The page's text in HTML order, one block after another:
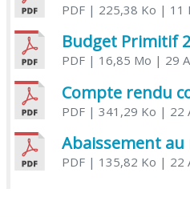
PDF| 225,38 Ko | 11
Budget Primitif
PDF| 16,85 Mo | 29
PDF| 341,29 Ko | 22
PDF| 135,82 Ko | 22